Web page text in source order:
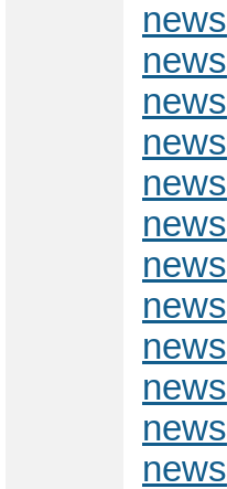
news
news
news
news
news
news
news
news
news
news
news
news